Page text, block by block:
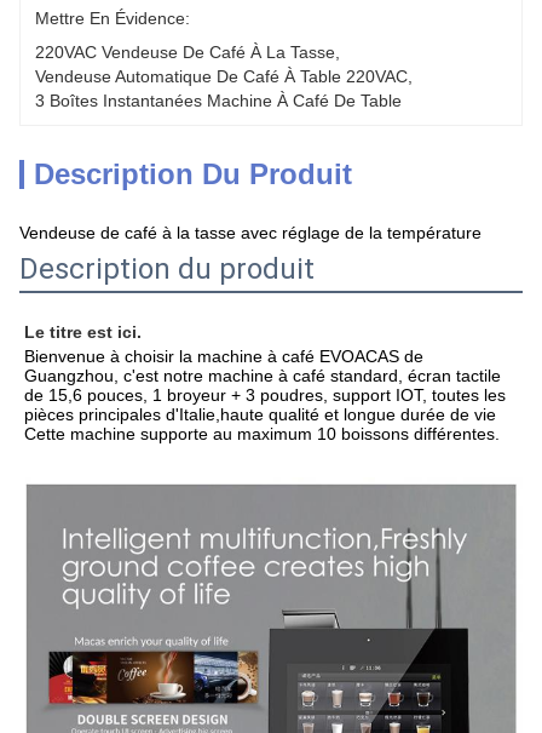
Mettre En Évidence:
220VAC Vendeuse De Café À La Tasse
Vendeuse Automatique De Café À Table 220VAC
3 Boîtes Instantanées Machine À Café De Table
Description Du Produit
Vendeuse de café à la tasse avec réglage de la température
Description du produit
Le titre est ici.
Bienvenue à choisir la machine à café EVOACAS de
Guangzhou, c'est notre machine à café standard, écran tactile
de 15,6 pouces, 1 broyeur + 3 poudres, support IOT, toutes les
pièces principales d'Italie,haute qualité et longue durée de vie
Cette machine supporte au maximum 10 boissons différentes.